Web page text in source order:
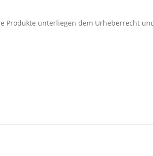
Produkte unterliegen dem Urheberrecht